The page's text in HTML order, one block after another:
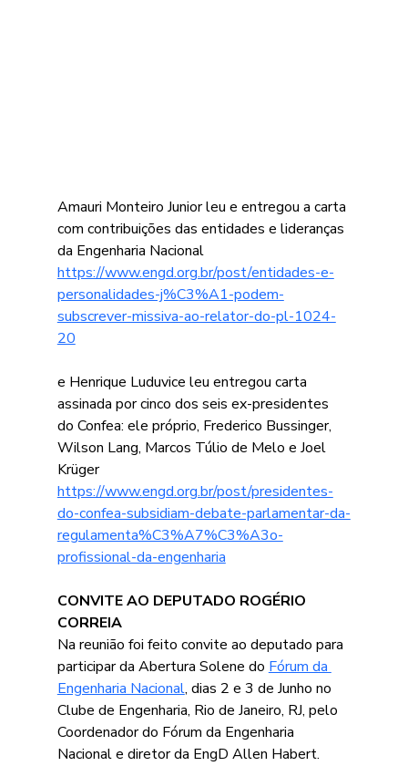
Amauri Monteiro Junior leu e entregou a carta
com contribuições das entidades e lideranças
da Engenharia Nacional
https://www.engd.org.br/post/entidades-e-
personalidades-j%C3%A1-podem-
subscrever-missiva-ao-relator-do-pl-1024-
20
e Henrique Luduvice leu entregou carta
assinada por cinco dos seis ex-presidentes
do Confea: ele próprio, Frederico Bussinger,
Wilson Lang, Marcos Túlio de Melo e Joel
Krüger
https://www.engd.org.br/post/presidentes-
do-confea-subsidiam-debate-parlamentar-da-
regulamenta%C3%A7%C3%A3o-
profissional-da-engenharia
CONVITE AO DEPUTADO ROGÉRIO
CORREIA
Na reunião foi feito convite ao deputado para
participar da Abertura Solene do Fórum da
Engenharia Nacional, dias 2 e 3 de Junho no
Clube de Engenharia, Rio de Janeiro, RJ, pelo
Coordenador do Fórum da Engenharia
Nacional e diretor da EngD Allen Habert.